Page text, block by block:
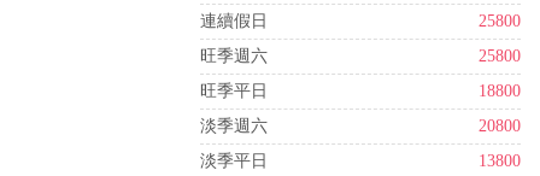
連續假日
25800
旺季週六
25800
旺季平日
18800
淡季週六
20800
淡季平日
13800